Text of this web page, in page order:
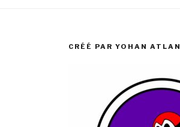
CRÉÉ PAR YOHAN ATLAN